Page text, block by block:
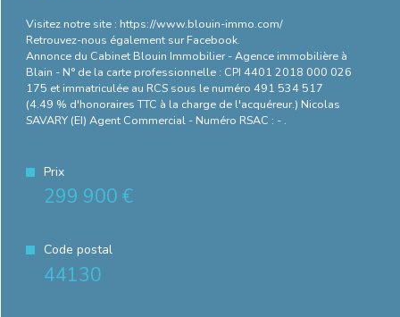
Visitez notre site : https://www.blouin-immo.com/
Retrouvez-nous également sur Facebook.
Annonce du Cabinet Blouin Immobilier - Agence immobilière à
Blain - N° de la carte professionnelle : CPI 4401 2018 000 026
175 et immatriculée au RCS sous le numéro 491 534 517
(4.49 % d'honoraires TTC à la charge de l'acquéreur.) Nicolas
SAVARY (EI) Agent Commercial - Numéro RSAC : - .
Prix
299 900 €
Code postal
44130